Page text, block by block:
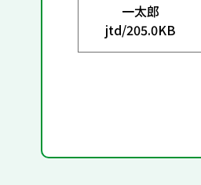
一太郎
jtd/205.0KB